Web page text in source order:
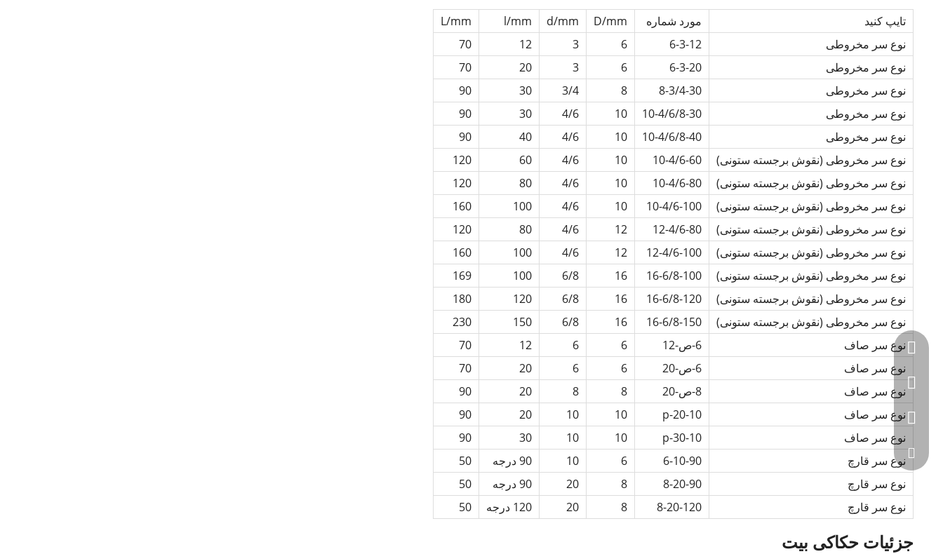
تایپ کنید مورد شماره D/mm
d/mm
l/mm
L/mm
نوع سر مخروطی
6-3-12
6
3
12
70
نوع سر مخروطی
6-3-20
6
3
20
70
نوع سر مخروطی
8-3/4-30
8
3/4
30
90
نوع سر مخروطی
10-4/6/8-30
10
4/6
30
90
نوع سر مخروطی
10-4/6/8-40
10
4/6
40
90
نوع سر مخروطی (نقوش برجسته ستونی)
10-4/6-60
10
4/6
60
120
نوع سر مخروطی (نقوش برجسته ستونی)
10-4/6-80
10
4/6
80
120
نوع سر مخروطی (نقوش برجسته ستونی)
10-4/6-100
10
4/6
100
160
نوع سر مخروطی (نقوش برجسته ستونی)
12-4/6-80
12
4/6
80
120
نوع سر مخروطی (نقوش برجسته ستونی)
12-4/6-100
12
4/6
100
160
نوع سر مخروطی (نقوش برجسته ستونی)
16-6/8-100
16
6/8
100
169
نوع سر مخروطی (نقوش برجسته ستونی)
16-6/8-120
16
6/8
120
180
نوع سر مخروطی (نقوش برجسته ستونی)
16-6/8-150
16
6/8
150
230
نوع سر صاف
6-ص-12 6
6
12
70
نوع سر صاف
6-ص-20 6
6
20
70
نوع سر صاف
8-ص-20 8
8
20
90
نوع سر صاف
10-p-20
10
10
20
90
نوع سر صاف
10-p-30
10
10
30
90
نوع سر قارچ
6-10-90
6
10 90 درجه
50
نوع سر قارچ
8-20-90
8
20 90 درجه
50
نوع سر قارچ
8-20-120
8
20 120 درجه 50
جزئیات حکاکی بیت
+86-595-
+86-
+86-
info@china-